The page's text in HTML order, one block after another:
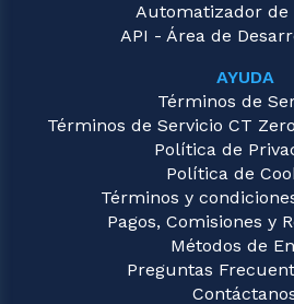
Automatizador de
API - Área de
AYUDA
Términos de
Términos de Servicio CT
Política de
Política de
Términos y
Pagos, Comisiones y
Métodos de
Preguntas